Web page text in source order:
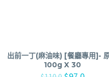
出前一丁(麻油味) [餐廳專用]-
100g X 30